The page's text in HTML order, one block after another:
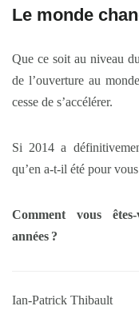
Le monde
Que ce soit au niveau
de l’ouverture au
cesse de s’accélérer.
Si 2014 a
qu’en a-t-il été pour
Comment vous
années ?
Ian-Patrick Thibault